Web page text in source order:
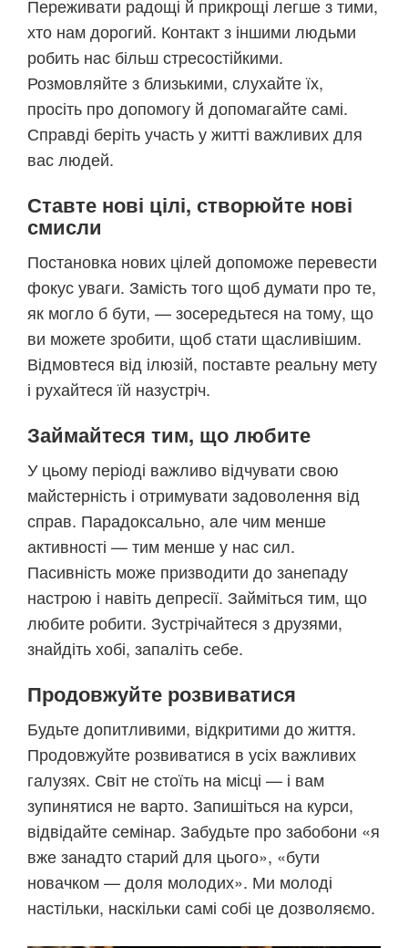
Переживати радощі й прикрощі легше з тими,
хто нам дорогий. Контакт з іншими людьми
робить нас більш стресостійкими.
Розмовляйте з близькими, слухайте їх,
просіть про допомогу й допомагайте самі.
Справді беріть участь у житті важливих для
вас людей.
Ставте нові цілі, створюйте нові
смисли
Постановка нових цілей допоможе перевести
фокус уваги. Замість того щоб думати про те,
як могло б бути, — зосередьтеся на тому, що
ви можете зробити, щоб стати щасливішим.
Відмовтеся від ілюзій, поставте реальну мету
і рухайтеся їй назустріч.
Займайтеся тим, що любите
У цьому періоді важливо відчувати свою
майстерність і отримувати задоволення від
справ. Парадоксально, але чим менше
активності — тим менше у нас сил.
Пасивність може призводити до занепаду
настрою і навіть депресії. Займіться тим, що
любите робити. Зустрічайтеся з друзями,
знайдіть хобі, запаліть себе.
Продовжуйте розвиватися
Будьте допитливими, відкритими до життя.
Продовжуйте розвиватися в усіх важливих
галузях. Світ не стоїть на місці — і вам
зупинятися не варто. Запишіться на курси,
відвідайте семінар. Забудьте про забобони «я
вже занадто старий для цього», «бути
новачком — доля молодих». Ми молоді
настільки, наскільки самі собі це дозволяємо.